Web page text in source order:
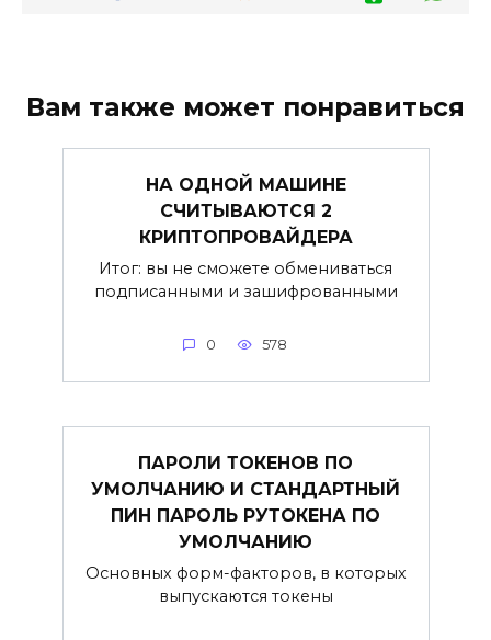
Вам также может понравиться
НА ОДНОЙ МАШИНЕ
СЧИТЫВАЮТСЯ 2
КРИПТОПРОВАЙДЕРА
Итог: вы не сможете обмениваться
подписанными и зашифрованными
0 578
ПАРОЛИ ТОКЕНОВ ПО
УМОЛЧАНИЮ И СТАНДАРТНЫЙ
ПИН ПАРОЛЬ РУТОКЕНА ПО
УМОЛЧАНИЮ
Основных форм-факторов, в которых
выпускаются токены